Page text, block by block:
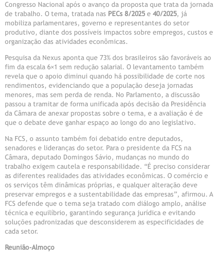
Congresso Nacional após o avanço da proposta que trata da jornada
de trabalho. O tema, tratada nas PECs 8/2025 e 40/2025, já
mobiliza parlamentares, governo e representantes do setor
produtivo, diante dos possíveis impactos sobre empregos, custos e
organização das atividades econômicas.
Pesquisa da Nexus aponta que 73% dos brasileiros são favoráveis ao
fim da escala 6×1 sem redução salarial. O levantamento também
revela que o apoio diminui quando há possibilidade de corte nos
rendimentos, evidenciando que a população deseja jornadas
menores, mas sem perda de renda. No Parlamento, a discussão
passou a tramitar de forma unificada após decisão da Presidência
da Câmara de anexar propostas sobre o tema, e a avaliação é de
que o debate deve ganhar espaço ao longo do ano legislativo.
Na FCS, o assunto também foi debatido entre deputados,
senadores e lideranças do setor. Para o presidente da FCS na
Câmara, deputado Domingos Sávio, mudanças no mundo do
trabalho exigem cautela e responsabilidade. “É preciso considerar
as diferentes realidades das atividades econômicas. O comércio e
os serviços têm dinâmicas próprias, e qualquer alteração deve
preservar empregos e a sustentabilidade das empresas”, afirmou. A
FCS defende que o tema seja tratado com diálogo amplo, análise
técnica e equilíbrio, garantindo segurança jurídica e evitando
soluções padronizadas que desconsiderem as especificidades de
cada setor.
Reunião-Almoço